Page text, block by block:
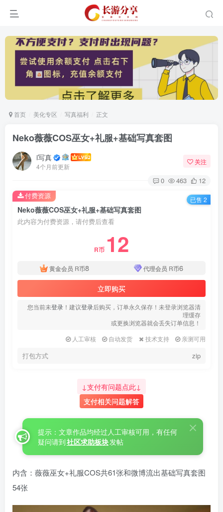
首页 美化专区 写真福利 正文
Neko薇薇COS巫女+礼服+基础写真套图
i写真
4个月前更新
关注
0 463 12
Neko薇薇COS巫女+礼服+基础写真套图
此内容为付费资源，请付费后查看
R币 12
黄金会员 R币8 代理会员 R币6
立即购买
您当前未登录 ！建议登录后购买，订单永久保存！未登录浏览器清
理缓存
或更换浏览器就会丢失订单信息！
人工审核
自动发货 技术支持 亲测可用
打包方式 zip
付费资源 已售 2
↓支付有问题点此↓
支付相关问题解答
提示：文章作品均经过人工审核可用，有任何
疑问请到社区求助板块发帖
内含：薇薇巫女+礼服COS共61张和微博流出基础写真套图
54张